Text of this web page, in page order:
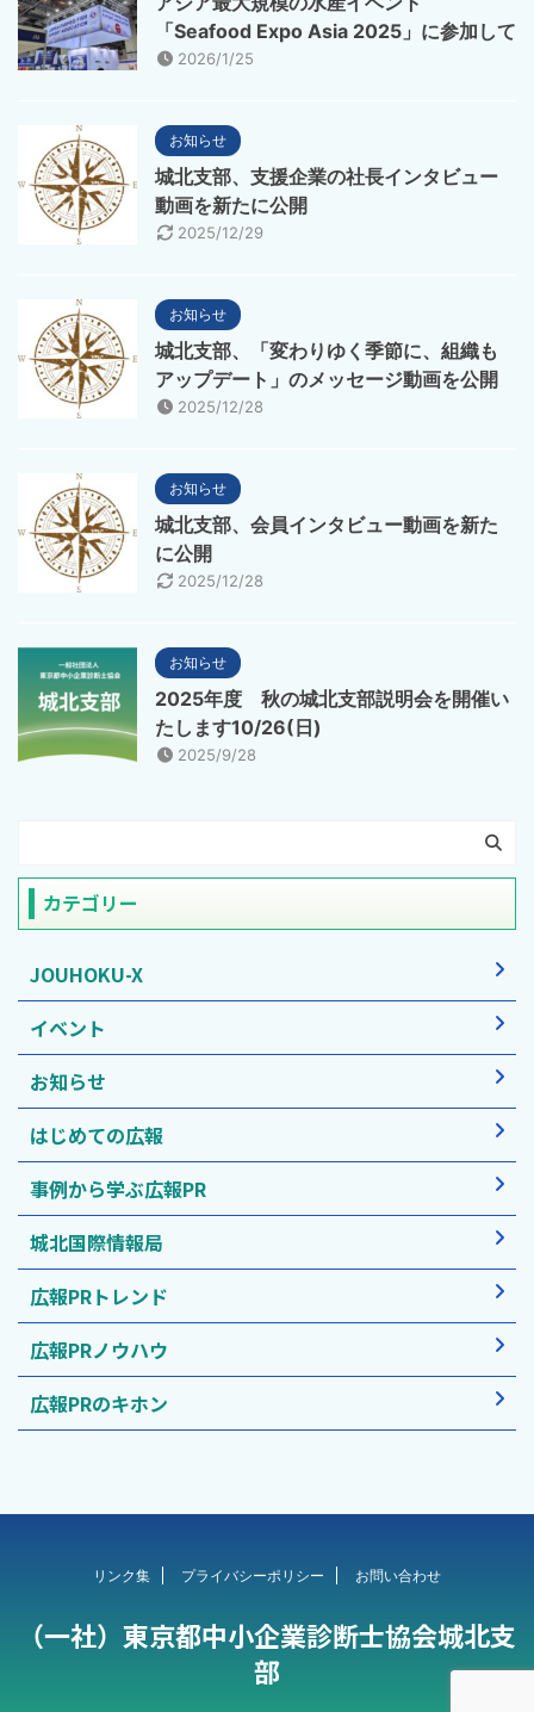
「Seafood Expo Asia 2025」に参加して
2026/1/25
お知らせ
城北支部、支援企業の社長インタビュー
動画を新たに公開
2025/12/29
お知らせ
城北支部、「変わりゆく季節に、組織も
アップデート」のメッセージ動画を公開
2025/12/28
お知らせ
城北支部、会員インタビュー動画を新た
に公開
2025/12/28
お知らせ
2025年度 秋の城北支部説明会を開催い
たします10/26(日)
2025/9/28
カテゴリー
JOUHOKU-X
イベント
お知らせ
はじめての広報
事例から学ぶ広報PR
城北国際情報局
広報PRトレンド
広報PRノウハウ
広報PRのキホン
リンク集 プライバシーポリシー お問い合わせ
（一社）東京都中小企業診断士協会城北支
部